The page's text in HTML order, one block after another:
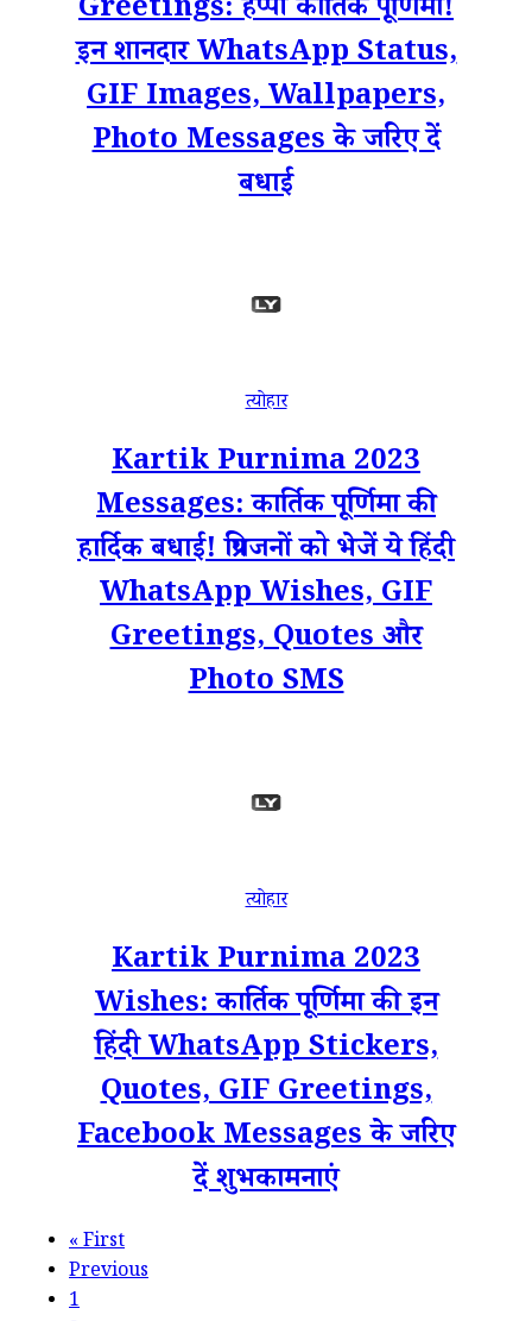
Greetings: हैप्पी कार्तिक पूर्णिमा!
इन शानदार WhatsApp Status,
GIF Images, Wallpapers,
Photo Messages के जरिए दें
बधाई
त्योहार
Kartik Purnima 2023
Messages: कार्तिक पूर्णिमा की
हार्दिक बधाई! प्रियजनों को भेजें ये हिंदी
WhatsApp Wishes, GIF
Greetings, Quotes और
Photo SMS
त्योहार
Kartik Purnima 2023
Wishes: कार्तिक पूर्णिमा की इन
हिंदी WhatsApp Stickers,
Quotes, GIF Greetings,
Facebook Messages के जरिए
दें शुभकामनाएं
«First
Previous
1